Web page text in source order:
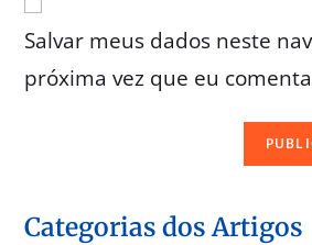
Salvar meus dados neste
próxima vez que eu
Categorias dos Artigos